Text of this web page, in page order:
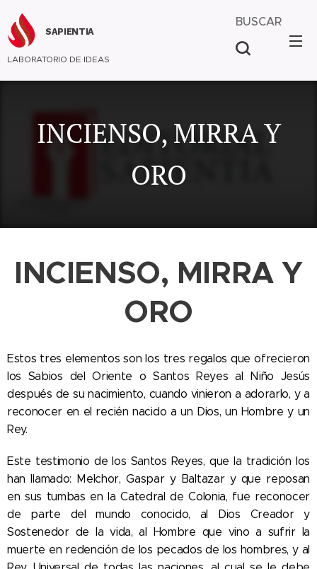
SAPIENTIA
LABORATORIO DE IDEAS
BUSCAR
INCIENSO, MIRRA Y
ORO
INCIENSO, MIRRA Y
ORO
Estos tres elementos son los tres regalos que ofrecieron
los Sabios del Oriente o Santos Reyes al Niño Jesús
después de su nacimiento, cuando vinieron a adorarlo, y a
reconocer en el recién nacido a un Dios, un Hombre y un
Rey.
Este testimonio de los Santos Reyes, que la tradición los
han llamado: Melchor, Gaspar y Baltazar y que reposan
en sus tumbas en la Catedral de Colonia, fue reconocer
de parte del mundo conocido, al Dios Creador y
Sostenedor de la vida, al Hombre que vino a sufrir la
muerte en redención de los pecados de los hombres, y al